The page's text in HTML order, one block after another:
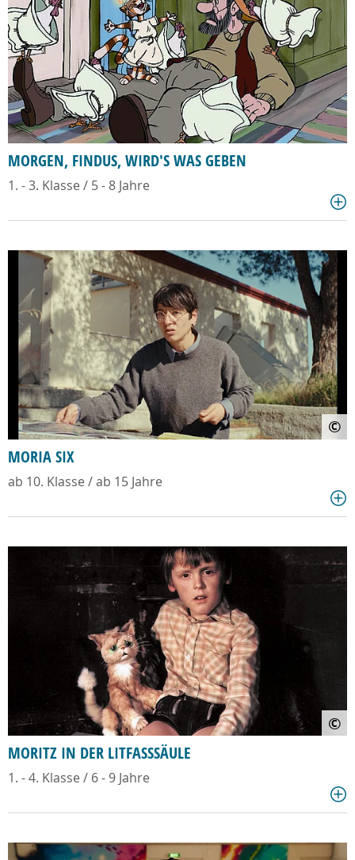
MORGEN, FINDUS, WIRD'S WAS GEBEN
1. - 3. Klasse / 5 - 8 Jahre
©
MORIA SIX
ab 10. Klasse / ab 15 Jahre
©
MORITZ IN DER LITFASSSÄULE
1. - 4. Klasse / 6 - 9 Jahre